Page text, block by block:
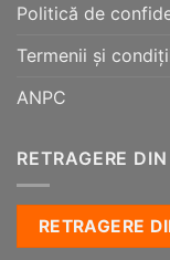
Politică de
Termenii și
ANPC
RETRAGERE
RETRAGERE